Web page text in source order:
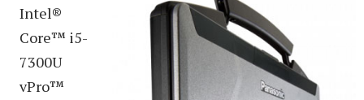
Intel®
Core™ i5-
7300U
vPro™